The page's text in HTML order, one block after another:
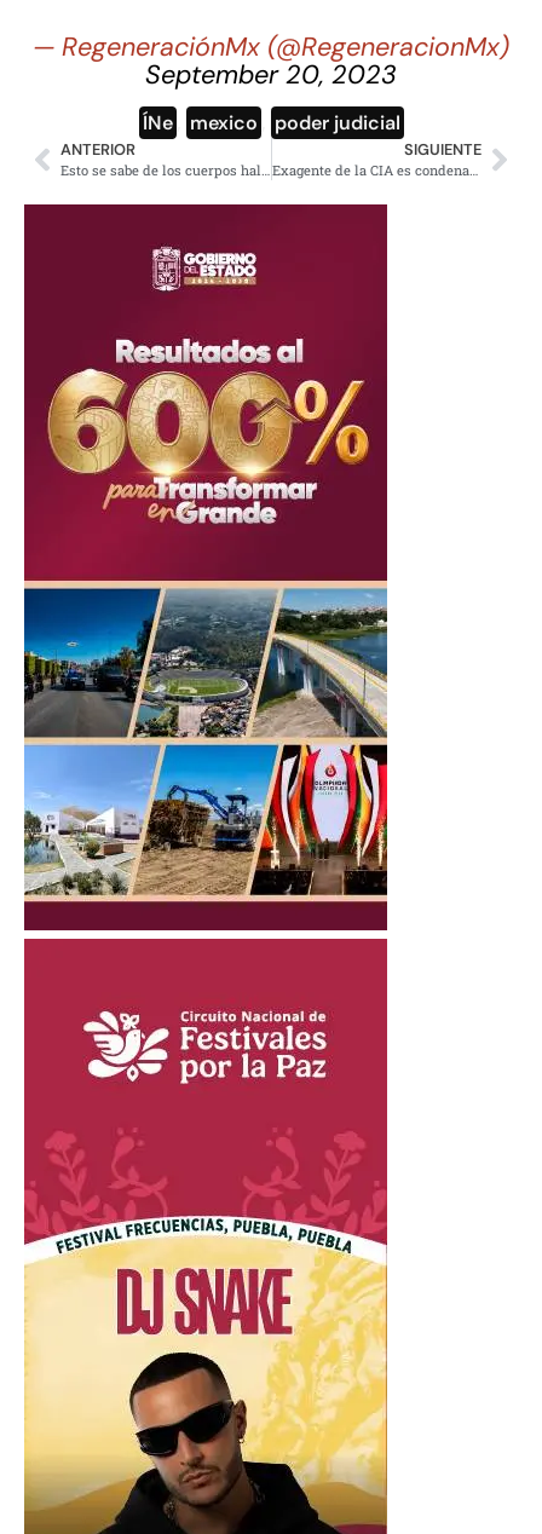
— RegeneraciónMx (@RegeneracionMx)
September 20, 2023
ÍNe mexico poder judicial
ANTERIOR
Esto se sabe de los cuerpos hallados en Cuernavaca, Morelos
SIGUIENTE
Exagente de la CIA es condenado a 30 años de prisión por drogas y abusar de mujeres